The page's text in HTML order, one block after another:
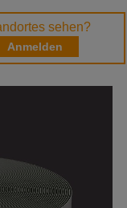
sehen?
Anmelden